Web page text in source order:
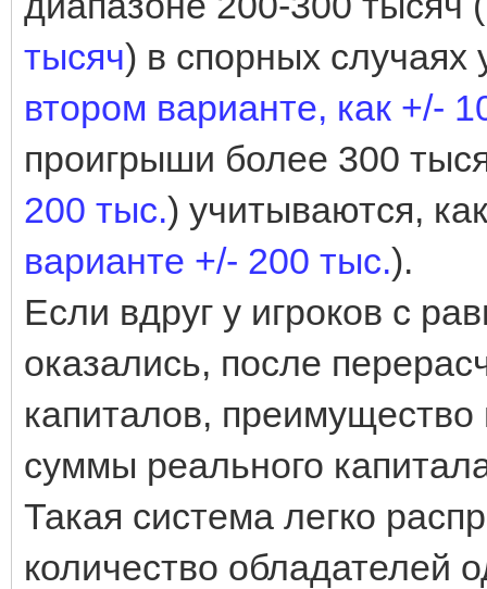
тысяч) в спорных случаях
втором варианте, как +/-
проигрыши более 300
200 тыс.) учитываются,
варианте +/- 200 тыс.).
Если вдруг у игроков с
оказались, после
капиталов,
суммы реального
Такая система легко
количество обладателей